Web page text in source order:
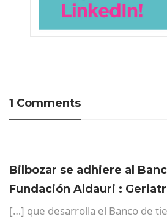
1 Comments
Bilbozar se adhiere al
Fundación Aldauri :
[…] que desarrolla el Banco de